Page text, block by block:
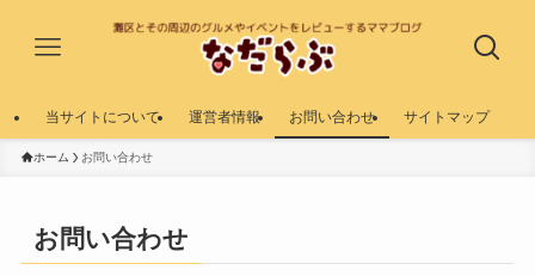
当サイトについて 運営者情報 お問い合わせ サイトマップ
ホーム お問い合わせ
お問い合わせ